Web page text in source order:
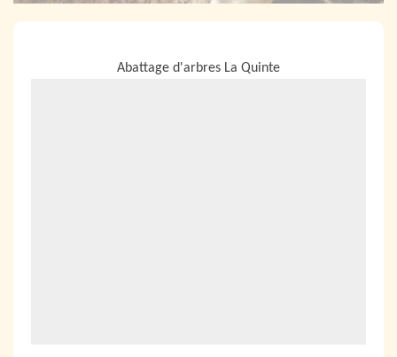
Abattage d'arbres La Quinte